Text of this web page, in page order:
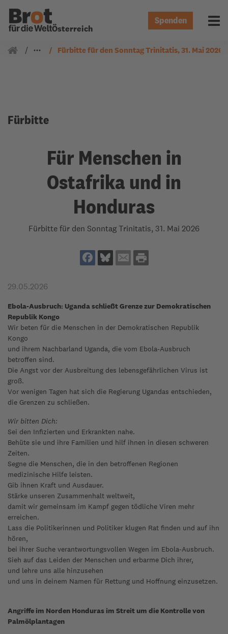
Österreich
Spenden
Gemeindearbeit
Fürbitten
Fürbitte für den Sonntag Trinitatis, 31. Mai 2026
Fürbitte
Für Menschen in
Ostafrika und in
Honduras
Fürbitte für den Sonntag Trinitatis, 31. Mai 2026
29.05.2026
Ebola-Ausbruch: Uganda schließt Grenze zur Demokratischen
Republik Kongo
Wir beten für die Menschen in der Demokratischen Republik
Kongo
und ihrem Nachbarland Uganda, die vom Ebola-Ausbruch
betroffen sind.
Die Angst vor der Ausbreitung des lebensgefährlichen Virus ist
groß.
Vor wenigen Tagen hat sich die Regierung Ugandas entschieden,
die Grenzen zu schließen.
Wir bitten Dich:
Sei den Infizierten und Erkrankten nahe.
Behüte sie und ihre Familien und hilf ihnen in diesen schweren
Zeiten.
Segne die Menschen, die in den betroffenen Regionen
medizinische Hilfe leisten.
Gib ihnen Kraft und Ausdauer.
Stärke unseren Zusammenhalt weltweit,
damit wir gemeinsam im Kampf gegen tödliche Viren mehr
erreichen.
Lass die Politikerinnen und Politiker klugen Rat finden und auf ihn
hören,
bei ihrer Suche verantwortungsvollen Wegen im Ebola-Ausbruch.
Sieh auf das Leiden der Menschen und erbarme Dich ihrer,
und lehre uns alle hinzusehen
und uns in deinem Namen für Rettung und Hoffnung einzusetzen.
Angriffe im Norden Honduras im Streit um die Kontrolle von
Palmölplantagen